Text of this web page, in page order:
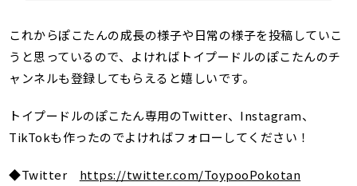
これからぽこたんの成長の様子や日常の様子を投稿していこ
うと思っているので、よければトイプードルのぽこたんのチ
ャンネルも登録してもらえると嬉しいです。
トイプードルのぽこたん専用のTwitter、Instagram、
TikTokも作ったのでよければフォローしてください！
◆Twitter https://twitter.com/ToypooPokotan